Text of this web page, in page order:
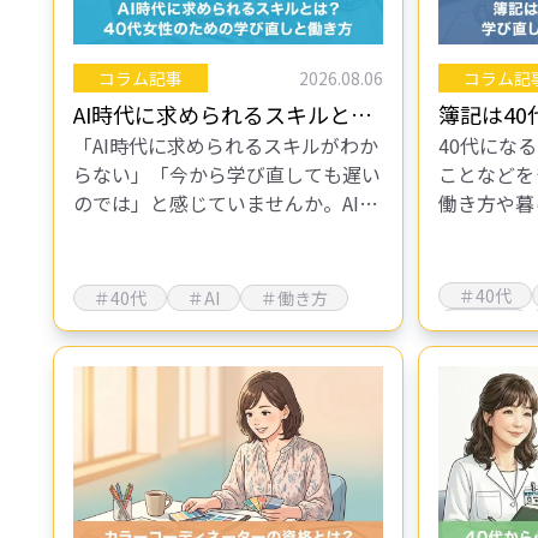
コラム記事 2026.08.06
AI時代に求められるスキルと
は？40代女性のための学び直し
と働き方
「AI時代に求められるスキルがわか
らない」「今から学び直しても遅い
のでは」と感じていませんか。AIの
必要はありません。AI時代に必要
な…
＃40代 ＃AI ＃働き方
コラム記
簿記は
学び直し
方
40代にな
ことなど
働き方や
多いので
き、選…
＃40代